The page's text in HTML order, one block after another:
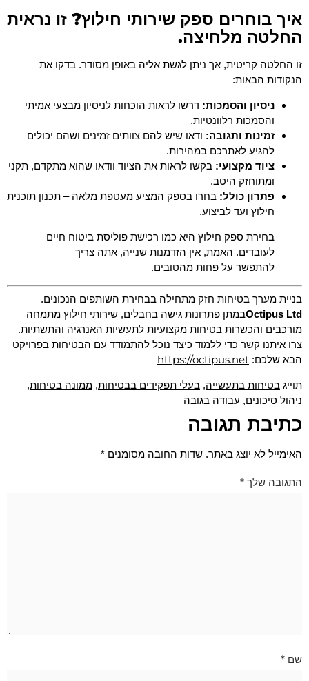
איך בוחרים ספק שירותי חילוץ? זו נראית
החלטה מלחיצה.
זו החלטה קריטית, אך ניתן לגשת אליה באופן מסודר. בדקו את
הנקודות הבאות:
ניסיון והסמכות: דרשו לראות הוכחות לניסיון מבצעי אמיתי
והסמכות רלוונטיות.
זמינות ותגובה: ודאו שיש להם צוותים זמינים ושהם יכולים
להגיע לאתרכם במהירות.
ציוד מקצועי: בקשו לראות את הציוד וודאו שהוא מתקדם, תקני
ומתוחזק היטב.
פתרון כולל: בחרו בספק המציע מעטפת מלאה – תכנון תוכנית
חילוץ ועד לביצוע.
בחירת ספק חילוץ היא כמו רכישת פוליסת ביטוח חיים
לעובדים. האמת, אין הזדמנות שנייה, אתה צריך
להתפשר על פחות מהטובים.
בניית מערך בטיחות חזק מתחילה בבחירת השותפים הנכונים.
Octipus Ltd
מתמחה במתן פתרונות גישה בחבלים, שירותי חילוץ
מורכבים והכשרות בטיחות מקצועיות לתעשיות האנרגיה והתשתיות.
צרו איתנו קשר כדי ללמוד כיצד נוכל להתמודד עם הבטיחות בפרויקט
הבא שלכם: https://octipus.net
תוייג בטיחות בתעשייה, בעלי תפקידים בבטיחות, ממונה בטיחות,
ניהול סיכונים, עבודה בגובה
כתיבת תגובה
האימייל לא יוצג באתר. שדות החובה מסומנים *
התגובה שלך *
שם *